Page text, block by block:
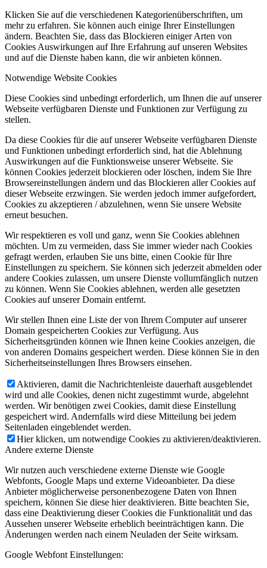
Klicken Sie auf die verschiedenen Kategorienüberschriften, um
mehr zu erfahren. Sie können auch einige Ihrer Einstellungen
ändern. Beachten Sie, dass das Blockieren einiger Arten von
Cookies Auswirkungen auf Ihre Erfahrung auf unseren Websites
und auf die Dienste haben kann, die wir anbieten können.
Notwendige Website Cookies
Diese Cookies sind unbedingt erforderlich, um Ihnen die auf unserer
Webseite verfügbaren Dienste und Funktionen zur Verfügung zu
stellen.
Da diese Cookies für die auf unserer Webseite verfügbaren Dienste
und Funktionen unbedingt erforderlich sind, hat die Ablehnung
Auswirkungen auf die Funktionsweise unserer Webseite. Sie
können Cookies jederzeit blockieren oder löschen, indem Sie Ihre
Browsereinstellungen ändern und das Blockieren aller Cookies auf
dieser Webseite erzwingen. Sie werden jedoch immer aufgefordert,
Cookies zu akzeptieren / abzulehnen, wenn Sie unsere Website
erneut besuchen.
Wir respektieren es voll und ganz, wenn Sie Cookies ablehnen
möchten. Um zu vermeiden, dass Sie immer wieder nach Cookies
gefragt werden, erlauben Sie uns bitte, einen Cookie für Ihre
Einstellungen zu speichern. Sie können sich jederzeit abmelden oder
andere Cookies zulassen, um unsere Dienste vollumfänglich nutzen
zu können. Wenn Sie Cookies ablehnen, werden alle gesetzten
Cookies auf unserer Domain entfernt.
Wir stellen Ihnen eine Liste der von Ihrem Computer auf unserer
Domain gespeicherten Cookies zur Verfügung. Aus
Sicherheitsgründen können wie Ihnen keine Cookies anzeigen, die
von anderen Domains gespeichert werden. Diese können Sie in den
Sicherheitseinstellungen Ihres Browsers einsehen.
Aktivieren, damit die Nachrichtenleiste dauerhaft ausgeblendet
wird und alle Cookies, denen nicht zugestimmt wurde, abgelehnt
werden. Wir benötigen zwei Cookies, damit diese Einstellung
gespeichert wird. Andernfalls wird diese Mitteilung bei jedem
Seitenladen eingeblendet werden.
Hier klicken, um notwendige Cookies zu aktivieren/deaktivieren.
Andere externe Dienste
Wir nutzen auch verschiedene externe Dienste wie Google
Webfonts, Google Maps und externe Videoanbieter. Da diese
Anbieter möglicherweise personenbezogene Daten von Ihnen
speichern, können Sie diese hier deaktivieren. Bitte beachten Sie,
dass eine Deaktivierung dieser Cookies die Funktionalität und das
Aussehen unserer Webseite erheblich beeinträchtigen kann. Die
Änderungen werden nach einem Neuladen der Seite wirksam.
Google Webfont Einstellungen: